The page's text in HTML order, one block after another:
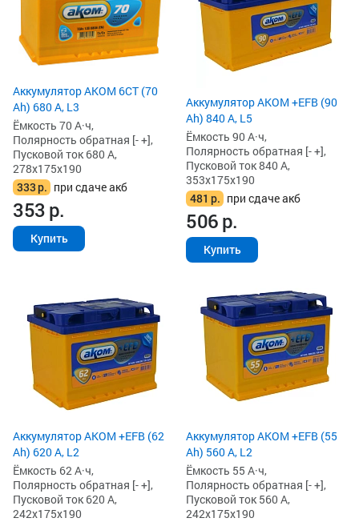
Аккумулятор AKOM 6СТ (70
Ah) 680 А, L3
Ёмкость 70 А·ч,
Полярность обратная [- +],
Пусковой ток 680 А,
278x175x190
333р. при сдаче акб
353р.
Купить
Аккумулятор AKOM +EFB (90
Ah) 840 А, L5
Ёмкость 90 А·ч,
Полярность обратная [- +],
Пусковой ток 840 А,
353x175x190
481 р. при сдаче акб
506р.
Купить
Аккумулятор AKOM +EFB (62
Ah) 620 А, L2
Ёмкость 62 А·ч,
Полярность обратная [- +],
Пусковой ток 620 А,
242x175x190
Аккумулятор AKOM +EFB (55
Ah) 560 А, L2
Ёмкость 55 А·ч,
Полярность обратная [- +],
Пусковой ток 560 А,
242x175x190